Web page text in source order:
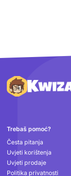
Podnožje
Trebaš pomoć?
Česta pitanja
Uvjeti korištenja
Uvjeti prodaje
Politika privatnosti